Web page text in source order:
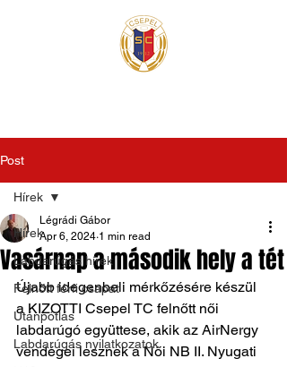
Post
Hírek
Labdarúgás hírek
Felnőtt férfi csapat
Utánpótlás
Labdarúgás nyilatkozatok
Hírek
Vasárnap a második hely a tét
Légrádi Gábor
Apr 6, 2024 1 min read
Újabb idegenbeli mérkőzésére készül
a KIZOTTI Csepel TC felnőtt női
labdarúgó együttese, akik az AirNergy
vendégei lesznek a Női NB II. Nyugati